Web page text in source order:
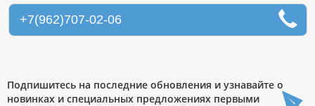
+7(962)707-02-06
Подпишитесь на последние обновления и узнавайте о
новинках и специальных предложениях первыми